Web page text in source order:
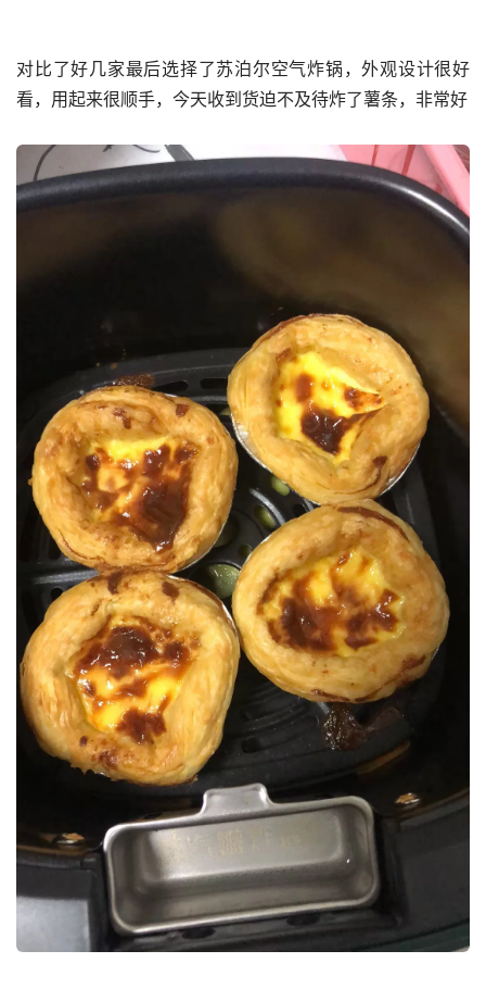
对比了好几家最后选择了苏泊尔空气炸锅，外观设计很好
看，用起来很顺手，今天收到货迫不及待炸了薯条，非常好